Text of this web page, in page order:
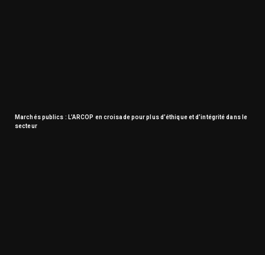
Marchés publics : L’ARCOP en croisade pour plus d’éthique et d’intégrité dans le
secteur